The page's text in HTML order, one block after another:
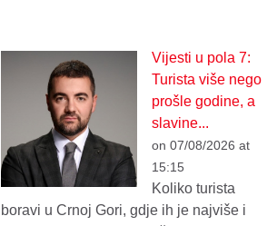
Vijesti u pola 7:
Turista više nego
prošle godine, a
slavine...
on 07/08/2026 at
15:15
Koliko turista
boravi u Crnoj Gori, gdje ih je najviše i